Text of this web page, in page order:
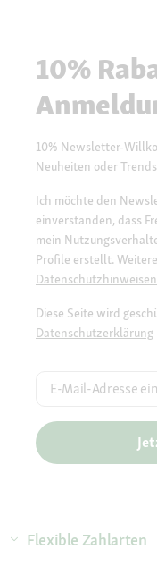
10%
10% Newsletter-
Neuheiten oder
Ich möchte den
einverstanden, dass
mein
Profile erstellt.
Diese Seite wird
Datenschutzerklärung
E-Mail-Adresse
Flexible Zahlarten